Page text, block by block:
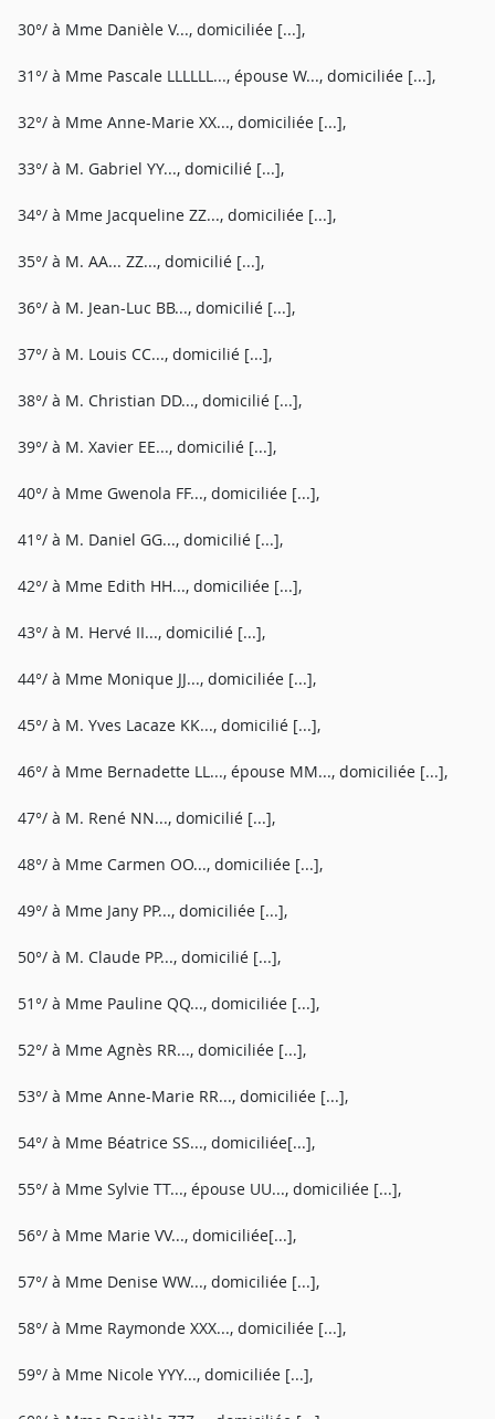
30°/ à Mme Danièle V..., domiciliée [...],
31°/ à Mme Pascale LLLLLL..., épouse W..., domiciliée [...],
32°/ à Mme Anne-Marie XX..., domiciliée [...],
33°/ à M. Gabriel YY..., domicilié [...],
34°/ à Mme Jacqueline ZZ..., domiciliée [...],
35°/ à M. AA... ZZ..., domicilié [...],
36°/ à M. Jean-Luc BB..., domicilié [...],
37°/ à M. Louis CC..., domicilié [...],
38°/ à M. Christian DD..., domicilié [...],
39°/ à M. Xavier EE..., domicilié [...],
40°/ à Mme Gwenola FF..., domiciliée [...],
41°/ à M. Daniel GG..., domicilié [...],
42°/ à Mme Edith HH..., domiciliée [...],
43°/ à M. Hervé II..., domicilié [...],
44°/ à Mme Monique JJ..., domiciliée [...],
45°/ à M. Yves Lacaze KK..., domicilié [...],
46°/ à Mme Bernadette LL..., épouse MM..., domiciliée [...],
47°/ à M. René NN..., domicilié [...],
48°/ à Mme Carmen OO..., domiciliée [...],
49°/ à Mme Jany PP..., domiciliée [...],
50°/ à M. Claude PP..., domicilié [...],
51°/ à Mme Pauline QQ..., domiciliée [...],
52°/ à Mme Agnès RR..., domiciliée [...],
53°/ à Mme Anne-Marie RR..., domiciliée [...],
54°/ à Mme Béatrice SS..., domiciliée[...],
55°/ à Mme Sylvie TT..., épouse UU..., domiciliée [...],
56°/ à Mme Marie VV..., domiciliée[...],
57°/ à Mme Denise WW..., domiciliée [...],
58°/ à Mme Raymonde XXX..., domiciliée [...],
59°/ à Mme Nicole YYY..., domiciliée [...],